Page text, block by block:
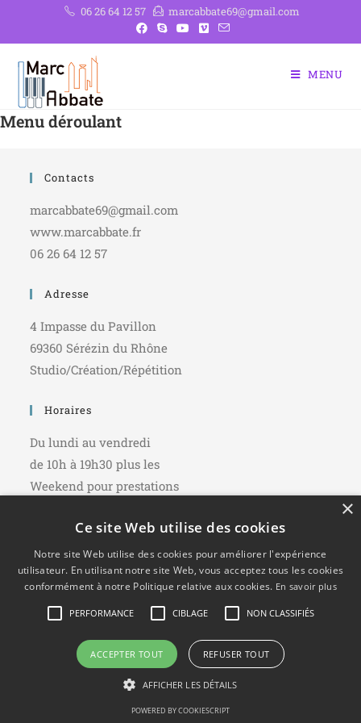
06 26 64 12 57 marcabbate69@gmail.com
MENU
Menu déroulant
Contacts
marcabbate69@gmail.com
www.marcabbate.fr
06 26 64 12 57
Adresse
4 Impasse du Pavillon
69360 Sérézin du Rhône
Studio/Création/Répétition
Horaires
Du lundi au vendredi
de 10h à 19h30 plus les
Weekend pour prestations
Partager Sur :
© Copyright - Marc Abbate- Cours de piano
Mentions légales et politique de confidentialité
×
Ce site Web utilise des cookies
Notre site Web utilise des cookies pour améliorer l'expérience
utilisateur. En utilisant notre site Web, vous acceptez tous les cookies
conformément à notre Politique relative aux cookies. En savoir plus
PERFORMANCE CIBLAGE NON CLASSIFIÉS
ACCEPTER TOUT REFUSER TOUT
AFFICHER LES DÉTAILS
POWERED BY COOKIESCRIPT